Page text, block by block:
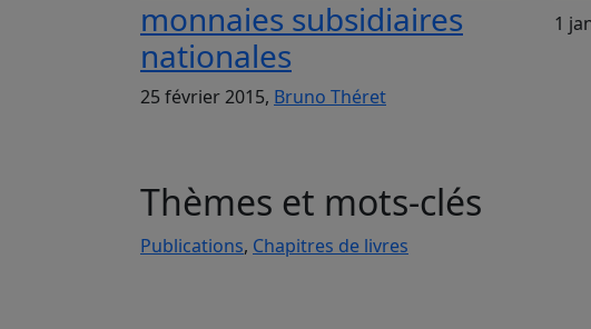
monnaies subsidiaires
nationales
25 février 2015, Bruno Théret
1
Thèmes et mots-clés
Publications, Chapitres de livres